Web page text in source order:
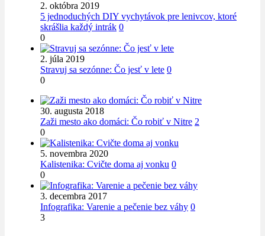
2. októbra 2019
5 jednoduchých DIY vychytávok pre lenivcov, ktoré
skrášlia každý intrák 0
0
2. júla 2019
Stravuj sa sezónne: Čo jesť v lete 0
0
30. augusta 2018
Zaži mesto ako domáci: Čo robiť v Nitre 2
0
5. novembra 2020
Kalistenika: Cvičte doma aj vonku 0
0
3. decembra 2017
Infografika: Varenie a pečenie bez váhy 0
3